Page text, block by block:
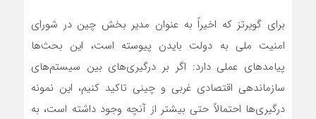
برای گویرتز که اخیراً به عنوان مدیر بخش چین در شورای
امنیت ملی به دولت بایدن پیوسته است، این بحث‌ها
پیامد‌های عملی دارد: اگر بر درگیری‌های بین سیستم‌های
سازماندهی اقتصادی غربی و چینی تاکید کنیم، این نمونه
درگیری‌ها احتمالاً حتی بیشتر از آنچه وجود داشته است، به